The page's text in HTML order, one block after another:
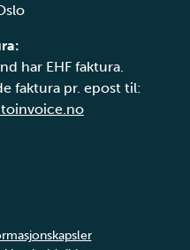
har EHF faktura.
faktura pr. epost til: